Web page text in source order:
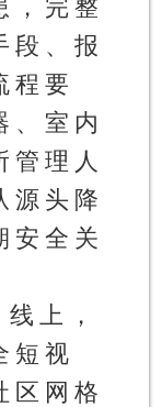
，完整
段、报
程要
、室内
管理人
源头降
安全关
线上，
短视
区网格